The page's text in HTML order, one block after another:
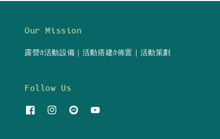
Our Mission
露營&活動設備｜活動搭建&佈置｜活動策劃
Follow Us